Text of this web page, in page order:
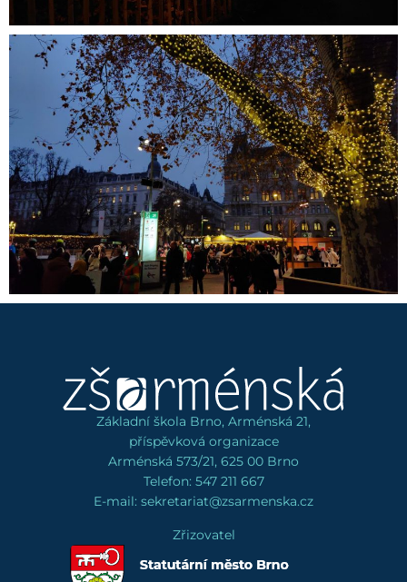
Základní škola Brno, Arménská 21,
příspěvková organizace
Arménská 573/21, 625 00 Brno
Telefon: 547 211 667
E-mail: sekretariat@zsarmenska.cz
Zřizovatel